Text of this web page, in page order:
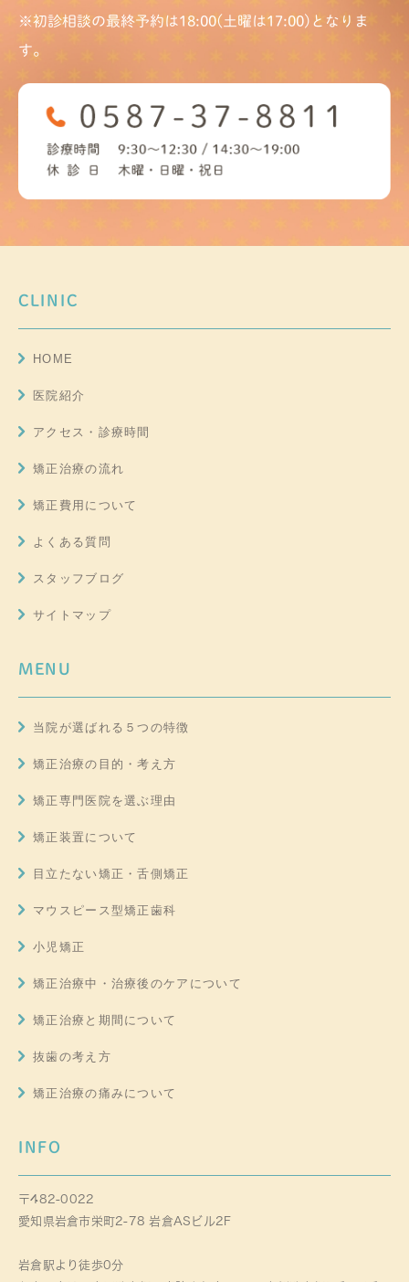
※初診相談の最終予約は18:00(土曜は17:00)となりま
す。
CLINIC
HOME
医院紹介
アクセス・診療時間
矯正治療の流れ
矯正費用について
よくある質問
スタッフブログ
サイトマップ
MENU
当院が選ばれる５つの特徴
矯正治療の目的・考え方
矯正専門医院を選ぶ理由
矯正装置について
目立たない矯正・舌側矯正
マウスピース型矯正歯科
小児矯正
矯正治療中・治療後のケアについて
矯正治療と期間について
抜歯の考え方
矯正治療の痛みについて
INFO
〒482-0022
愛知県岩倉市栄町2-78 岩倉ASビル2F
岩倉駅より徒歩0分